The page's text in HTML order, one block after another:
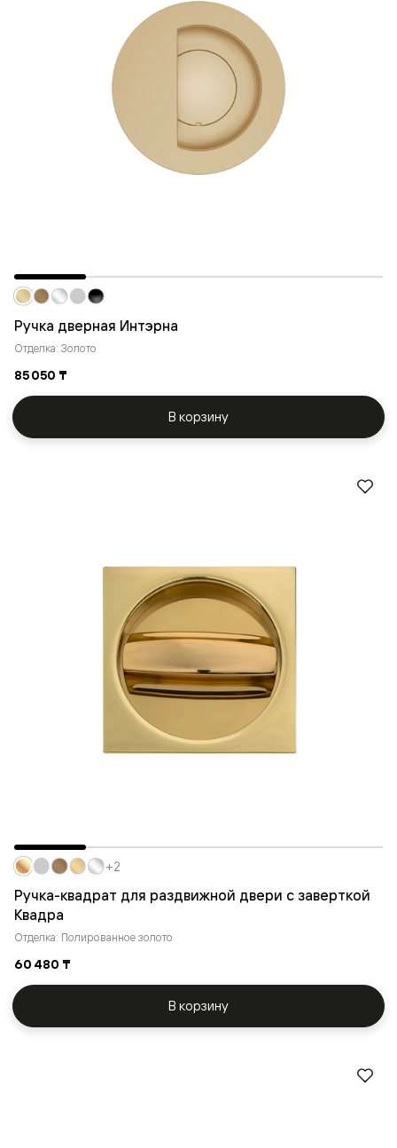
Ручка дверная Интэрна
Отделка: Золото
85 050 ₸
В корзину
Ручка-квадрат для раздвижной двери с заверткой
Квадра
Отделка: Полированное золото
60 480 ₸
+2
В корзину